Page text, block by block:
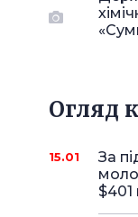
Огляд
15.01
За
$401